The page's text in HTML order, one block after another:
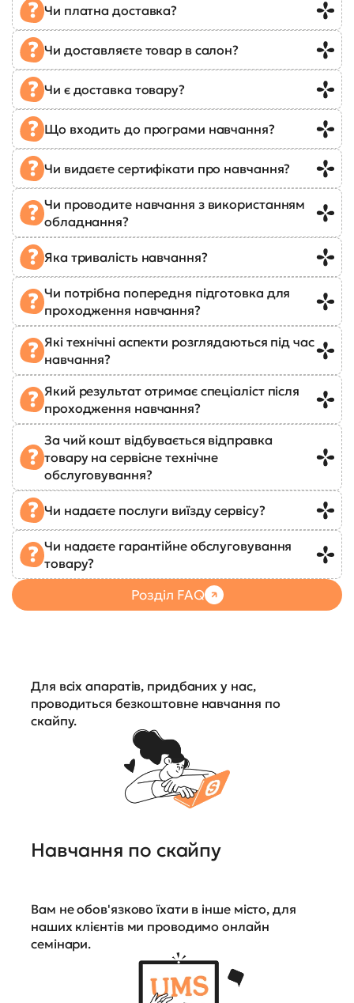
Чи платна доставка?
Чи доставляєте товар в салон?
Чи є доставка товару?
Що входить до програми навчання?
Чи видаєте сертифікати про навчання?
Чи проводите навчання з використанням
обладнання?
Яка тривалість навчання?
Чи потрібна попередня підготовка для
проходження навчання?
Які технічні аспекти розглядаються під час
навчання?
Який результат отримає спеціаліст після
проходження навчання?
За чий кошт відбувається відправка
товару на сервісне технічне
обслуговування?
Чи надаєте послуги виїзду сервісу?
Чи надаєте гарантійне обслуговування
товару?
Розділ FAQ
Для всіх апаратів, придбаних у нас,
проводиться безкоштовне навчання по
скайпу.
Навчання по скайпу
Вам не обов'язково їхати в інше місто, для
наших клієнтів ми проводимо онлайн
семінари.